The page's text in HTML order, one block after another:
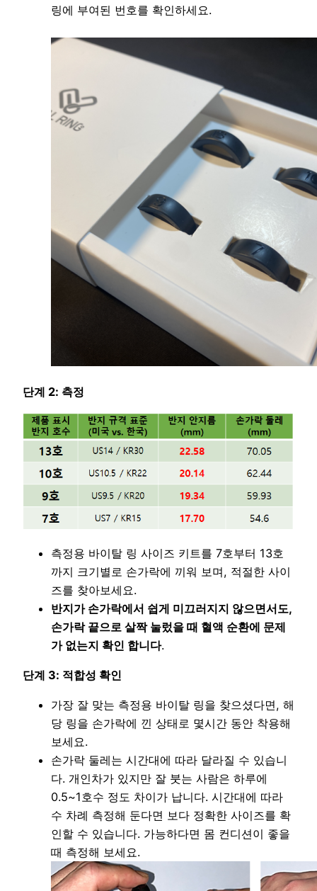
링에 부여된 번호를 확인하세요.
단계 2: 측정
측정용 바이탈 링 사이즈 키트를 7호부터 13호
까지 크기별로 손가락에 끼워 보며, 적절한 사이
즈를 찾아보세요.
반지가 손가락에서 쉽게 미끄러지지 않으면서도,
손가락 끝으로 살짝 눌렀을 때 혈액 순환에 문제
가 없는지 확인 합니다.
단계 3: 적합성 확인
가장 잘 맞는 측정용 바이탈 링을 찾으셨다면, 해
당 링을 손가락에 낀 상태로 몇시간 동안 착용해
보세요.
손가락 둘레는 시간대에 따라 달라질 수 있습니
다. 개인차가 있지만 잘 붓는 사람은 하루에
0.5~1호수 정도 차이가 납니다. 시간대에 따라
수 차례 측정해 둔다면 보다 정확한 사이즈를 확
인할 수 있습니다. 가능하다면 몸 컨디션이 좋을
때 측정해 보세요.